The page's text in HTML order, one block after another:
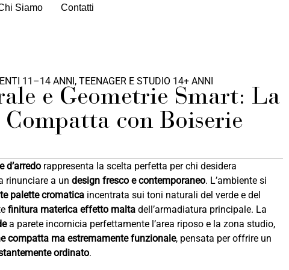
Siamo Contatti
11–14 ANNI, TEENAGER E STUDIO 14+ ANNI
e Geometrie Smart: La
con Boiserie
d’arredo rappresenta la scelta perfetta per chi desidera
rinunciare a un design fresco e contemporaneo. L’ambiente si
palette cromatica incentrata sui toni naturali del verde e del
finitura materica effetto malta dell’armadiatura principale. La
a parete incornicia perfettamente l’area riposo e la zona studio,
compatta ma estremamente funzionale, pensata per offrire un
ordinato.